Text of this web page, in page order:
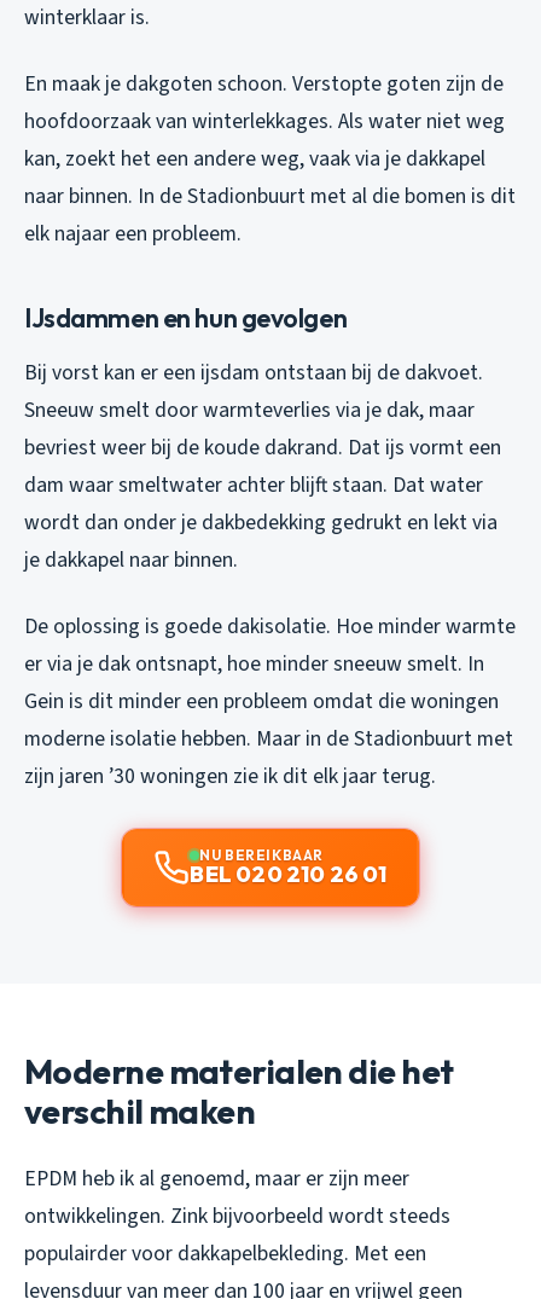
winterklaar is.
En maak je dakgoten schoon. Verstopte goten zijn de
hoofdoorzaak van winterlekkages. Als water niet weg
kan, zoekt het een andere weg, vaak via je dakkapel
naar binnen. In de Stadionbuurt met al die bomen is dit
elk najaar een probleem.
IJsdammen en hun gevolgen
Bij vorst kan er een ijsdam ontstaan bij de dakvoet.
Sneeuw smelt door warmteverlies via je dak, maar
bevriest weer bij de koude dakrand. Dat ijs vormt een
dam waar smeltwater achter blijft staan. Dat water
wordt dan onder je dakbedekking gedrukt en lekt via
je dakkapel naar binnen.
De oplossing is goede dakisolatie. Hoe minder warmte
er via je dak ontsnapt, hoe minder sneeuw smelt. In
Gein is dit minder een probleem omdat die woningen
moderne isolatie hebben. Maar in de Stadionbuurt met
zijn jaren ’30 woningen zie ik dit elk jaar terug.
NU BEREIKBAAR
BEL 020 210 26 01
Moderne materialen die het
verschil maken
EPDM heb ik al genoemd, maar er zijn meer
ontwikkelingen. Zink bijvoorbeeld wordt steeds
populairder voor dakkapelbekleding. Met een
levensduur van meer dan 100 jaar en vrijwel geen